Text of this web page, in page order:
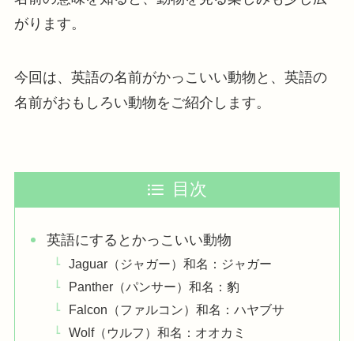
がります。
今回は、英語の名前がかっこいい動物と、英語の
名前がおもしろい動物をご紹介します。
目次
英語にするとかっこいい動物
Jaguar（ジャガー）和名：ジャガー
Panther（パンサー）和名：豹
Falcon（ファルコン）和名：ハヤブサ
Wolf（ウルフ）和名：オオカミ